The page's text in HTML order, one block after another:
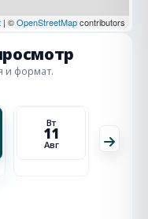
| ©OpenStreetMapcontributors
и формат.
Вт
11
Авг